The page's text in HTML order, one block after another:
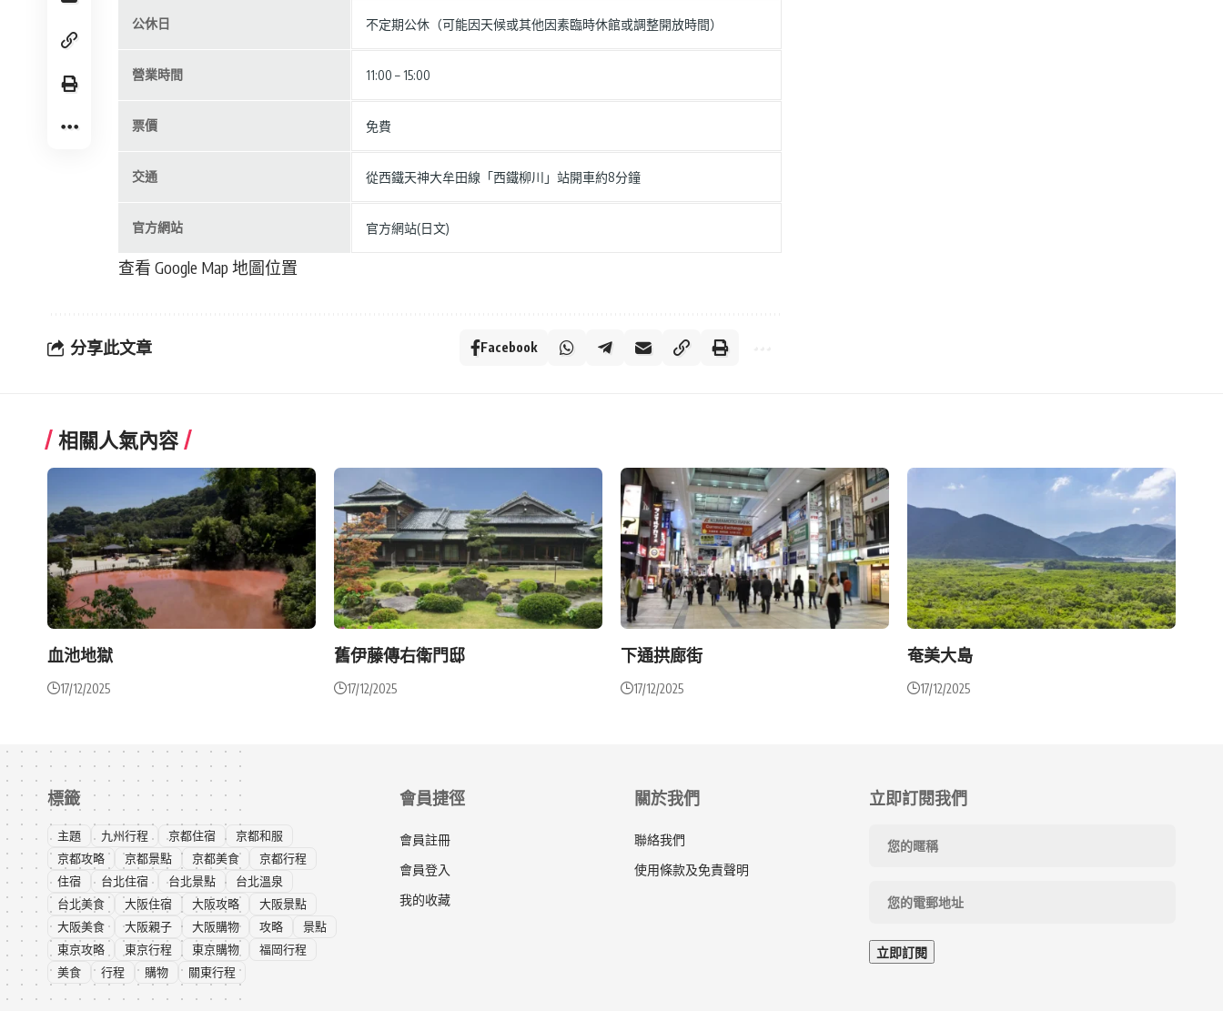
公休日 不定期公休（可能因天候或其他因素臨時休館或調整開放時間）
營業時間 11:00 – 15:00
票價 免費
交通 從西鐵天神大牟田線「西鐵柳川」站開車約8分鐘
官方網站 官方網站(日文)
查看 Google Map 地圖位置
分享此文章 Facebook
相關人氣內容
血池地獄
17/12/2025
舊伊藤傳右衛門邸
17/12/2025
下通拱廊街
17/12/2025
奄美大島
17/12/2025
標籤
主題 九州行程 京都住宿
京都和服
京都攻略
京都景點 京都美食
京都行程
住宿
台北住宿 台北景點
台北溫泉
台北美食
大阪住宿 大阪攻略
大阪景點
大阪美食
大阪親子 大阪購物 攻略
景點
東京攻略
東京行程 東京購物
福岡行程
美食
行程 購物 關東行程
會員捷徑
會員註冊
會員登入
我的收藏
關於我們
聯絡我們
使用條款及免責聲明
立即訂閱我們